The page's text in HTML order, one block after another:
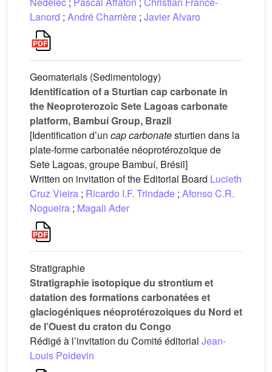
Lanord ; André Charrière ; Javier Alvaro
Geomaterials (Sedimentology)
Identification of a Sturtian cap carbonate in
the Neoproterozoic Sete Lagoas carbonate
platform, Bambuí Group, Brazil
[Identification d’un cap carbonatesturtien dans la
plate-forme carbonatée néoprotérozoïque de
Sete Lagoas, groupe Bambuí, Brésil]
Written on invitation of the Editorial Board Lucieth
Cruz Vieira ; Ricardo I.F. Trindade ; Afonso C.R.
Nogueira ; Magali Ader
Stratigraphie
Stratigraphie isotopique du strontium et
datation des formations carbonatées et
glaciogéniques néoprotérozoiques du Nord et
de l’Ouest du craton du Congo
Rédigé à l’invitation du Comité éditorial Jean-
Louis Poidevin